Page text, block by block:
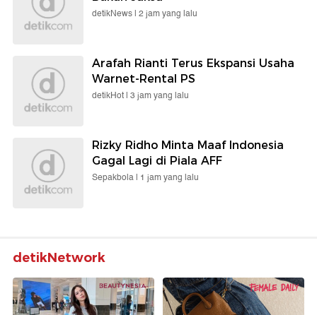
detikNews | 2 jam yang lalu
Arafah Rianti Terus Ekspansi Usaha
Warnet-Rental PS
detikHot | 3 jam yang lalu
Rizky Ridho Minta Maaf Indonesia
Gagal Lagi di Piala AFF
Sepakbola | 1 jam yang lalu
detikNetwork